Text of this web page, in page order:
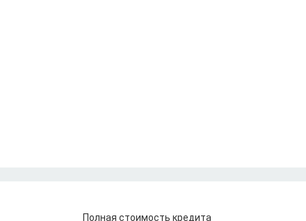
Полная стоимость кредита